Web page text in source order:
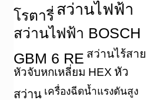
โรตารี่ สว่านไฟฟ้า
สว่านไฟฟ้า BOSCH
GBM 6 RE สว่านไร้สาย
หัวจับหกเหลี่ยม HEX หัว
สว่าน เครื่องฉีดน้ำแรงดันสูง